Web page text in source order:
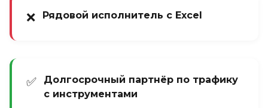
❌ Рядовой исполнитель с Excel
✅
Долгосрочный партнёр по трафику
с инструментами